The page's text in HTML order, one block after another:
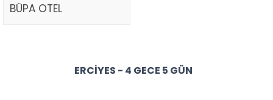
BÜPA OTEL
ERCIYES - 4 GECE 5 GÜN